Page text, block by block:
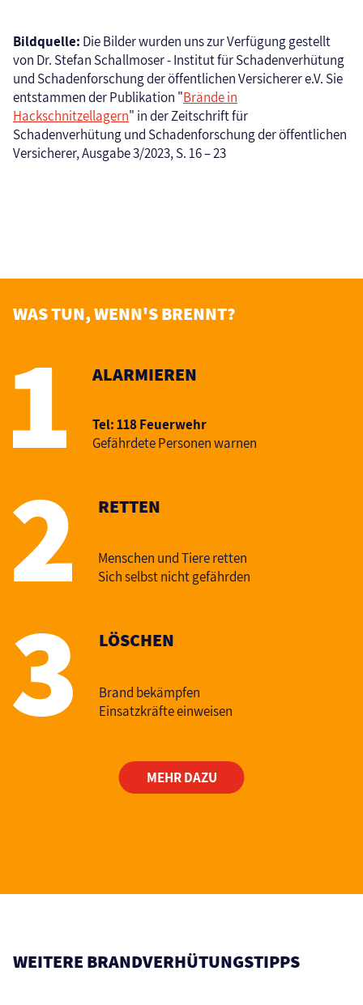
Bildquelle: Die Bilder wurden uns zur Verfügung gestellt
von Dr. Stefan Schallmoser - Institut für Schadenverhütung
und Schadenforschung der öffentlichen Versicherer e.V. Sie
entstammen der Publikation "Brände in
Hackschnitzellagern" in der Zeitschrift für
Schadenverhütung und Schadenforschung der öffentlichen
Versicherer, Ausgabe 3/2023, S. 16 – 23
WAS TUN, WENN'S BRENNT?
ALARMIEREN
Tel: 118 Feuerwehr
Gefährdete Personen warnen
RETTEN
Menschen und Tiere retten
Sich selbst nicht gefährden
LÖSCHEN
Brand bekämpfen
Einsatzkräfte einweisen
MEHR DAZU
WEITERE BRANDVERHÜTUNGSTIPPS